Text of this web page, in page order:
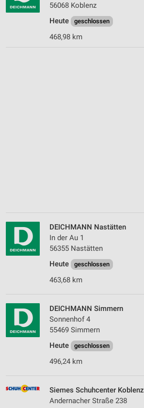
56068 Koblenz
Heute
geschlossen
468,98 km
DEICHMANN Nastätten
In der Au 1
56355 Nastätten
Heute
geschlossen
463,68 km
DEICHMANN Simmern
Sonnenhof 4
55469 Simmern
Heute
geschlossen
496,24 km
Siemes Schuhcenter Koblenz
Andernacher Straße 238